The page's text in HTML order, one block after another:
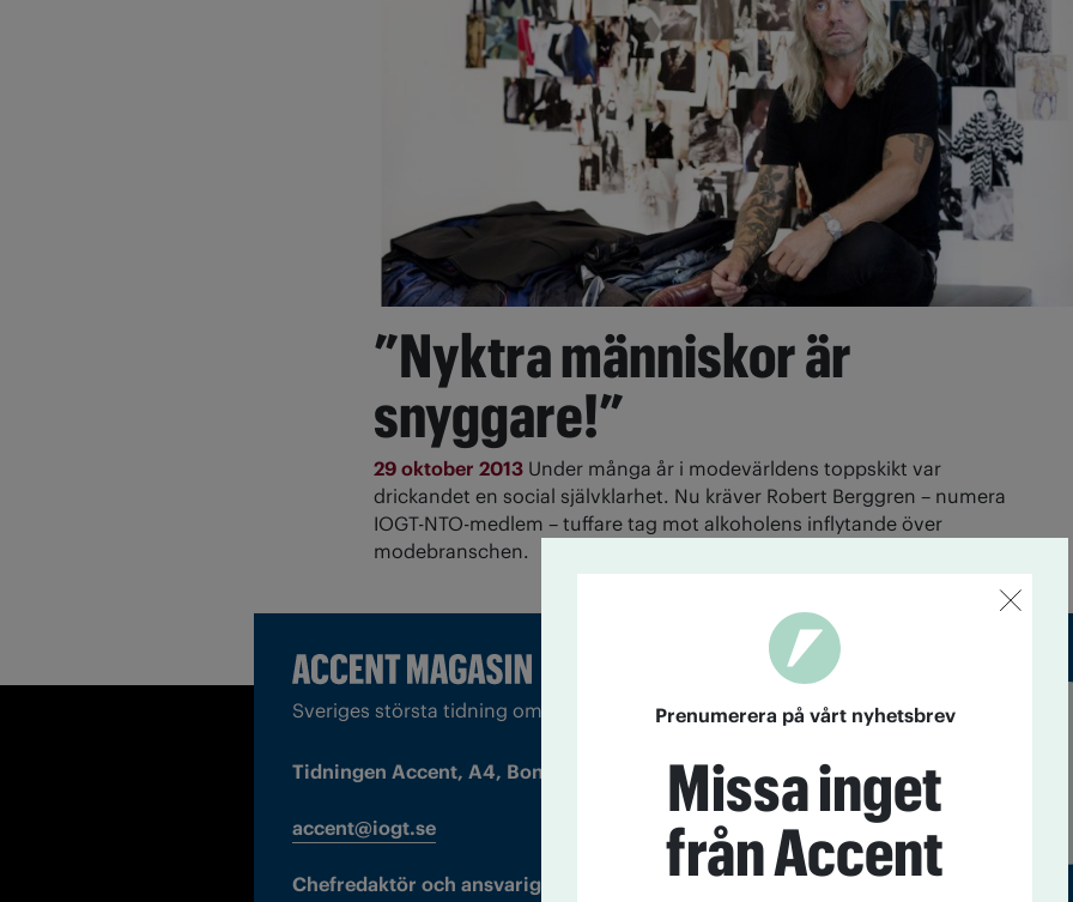
”Nyktra människor är
snyggare!”
29 oktober 2013 Under många år i modevärldens toppskikt var
drickandet en social självklarhet. Nu kräver Robert Berggren – numera
IOGT-NTO-medlem – tuffare tag mot alkoholens inflytande över
modebranschen.
Sveriges största tidning om droger och nykterhet
Tidningen Accent, A4, Bondegatan 21, 116 33 Stockholm
accent@iogt.se
Chefredaktör och ansvarig utgivare: Barbro Janson Lundkvist,
Prenumerera på vårt nyhetsbrev
Missa inget
från Accent